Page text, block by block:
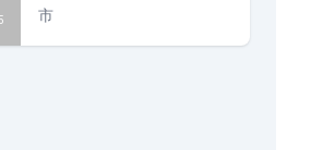
市